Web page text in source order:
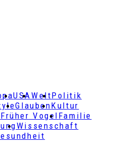
USAWeltPolitik
GlaubenKultur
Früher Vogel Familie
Wissenschaft